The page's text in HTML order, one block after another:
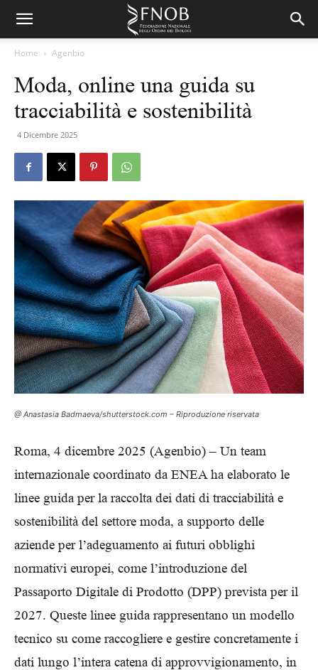
Home Agenbio
Moda, online una guida su
tracciabilità e sostenibilità
4 Dicembre 2025
@ Anastasia Badmaeva/shutterstock.com – Riproduzione riservata
Roma, 4 dicembre 2025 (Agenbio) – Un team
internazionale coordinato da ENEA ha elaborato le
linee guida per la raccolta dei dati di tracciabilità e
sostenibilità del settore moda, a supporto delle
aziende per l’adeguamento ai futuri obblighi
normativi europei, come l’introduzione del
Passaporto Digitale di Prodotto (DPP) prevista per il
2027. Queste linee guida rappresentano un modello
tecnico su come raccogliere e gestire concretamente i
dati lungo l’intera catena di approvvigionamento, in